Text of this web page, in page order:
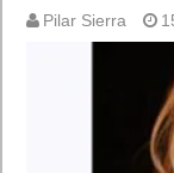
Pilar Sierra